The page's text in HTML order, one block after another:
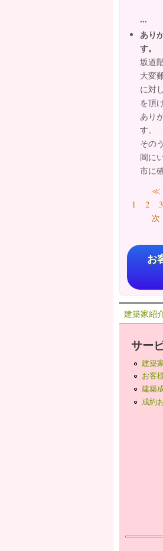
...
あり
す。
坂道
大変
に対
を頂
あり
す。
その
岡に
市に
ページ
≪
1
2 3
次
お
建築家紹
サー
建築
お客
建築
成約